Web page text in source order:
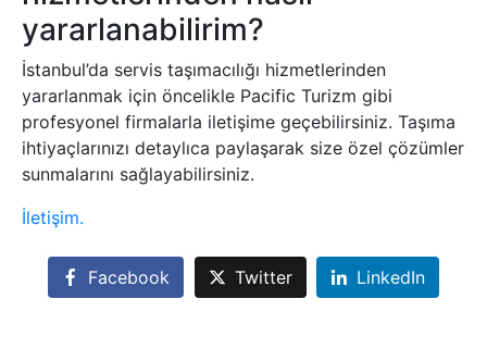
yararlanabilirim?
İstanbul’da servis taşımacılığı hizmetlerinden
yararlanmak için öncelikle Pacific Turizm gibi
profesyonel firmalarla iletişime geçebilirsiniz. Taşıma
ihtiyaçlarınızı detaylıca paylaşarak size özel çözümler
sunmalarını sağlayabilirsiniz.
İletişim.
Facebook Twitter LinkedIn